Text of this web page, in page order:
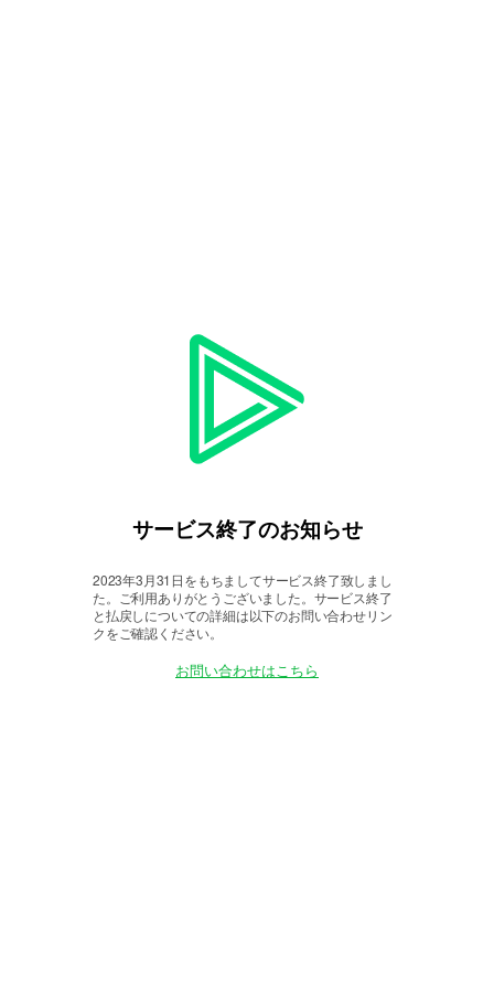
サービス終了のお知らせ
2023年3月31日をもちましてサービス終了致しまし
た。
ご利用ありがとうございました。サービス終了
と払戻しについての詳細は以下のお問い合わせリン
クをご確認ください。
お問い合わせはこちら